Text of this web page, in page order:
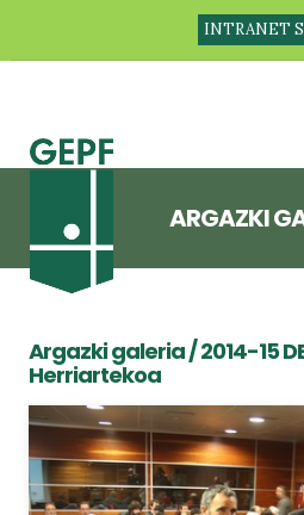
INTRANET
ARGAZKI
Argazki galeria/2014-15
Herriartekoa